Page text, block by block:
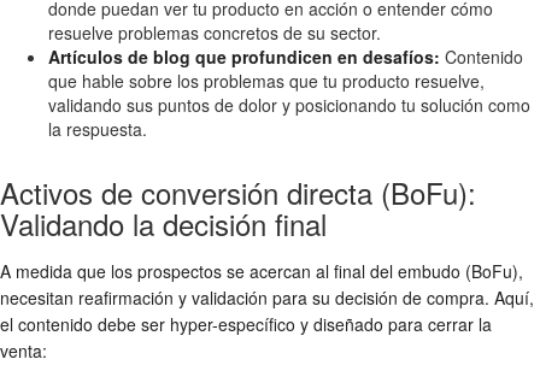
donde puedan ver tu producto en acción o entender cómo
resuelve problemas concretos de su sector.
Artículos de blog que profundicen en desafíos: Contenido
que hable sobre los problemas que tu producto resuelve,
validando sus puntos de dolor y posicionando tu solución como
la respuesta.
Activos de conversión directa (BoFu):
Validando la decisión final
A medida que los prospectos se acercan al final del embudo (BoFu),
necesitan reafirmación y validación para su decisión de compra. Aquí,
el contenido debe ser hyper-específico y diseñado para cerrar la
venta: